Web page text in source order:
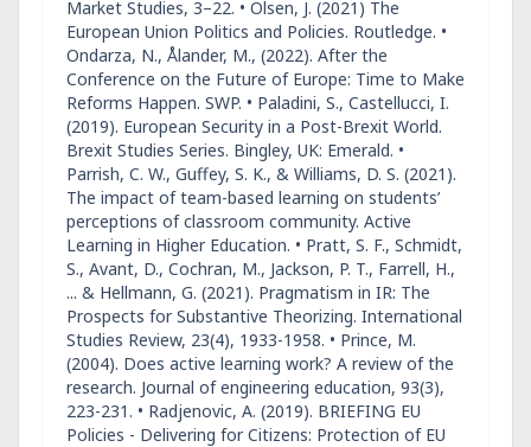
Market Studies, 3–22. • Olsen, J. (2021) The
European Union Politics and Policies. Routledge. •
Ondarza, N., Ålander, M., (2022). After the
Conference on the Future of Europe: Time to Make
Reforms Happen. SWP. • Paladini, S., Castellucci, I.
(2019). European Security in a Post-Brexit World.
Brexit Studies Series. Bingley, UK: Emerald. •
Parrish, C. W., Guffey, S. K., & Williams, D. S. (2021).
The impact of team-based learning on students’
perceptions of classroom community. Active
Learning in Higher Education. • Pratt, S. F., Schmidt,
S., Avant, D., Cochran, M., Jackson, P. T., Farrell, H.,
... & Hellmann, G. (2021). Pragmatism in IR: The
Prospects for Substantive Theorizing. International
Studies Review, 23(4), 1933-1958. • Prince, M.
(2004). Does active learning work? A review of the
research. Journal of engineering education, 93(3),
223-231. • Radjenovic, A. (2019). BRIEFING EU
Policies - Delivering for Citizens: Protection of EU